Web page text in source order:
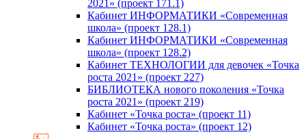
2021» (проект 171.1)
Кабинет ИНФОРМАТИКИ «Современная
школа» (проект 128.1)
Кабинет ИНФОРМАТИКИ «Современная
школа» (проект 128.2)
Кабинет ТЕХНОЛОГИИ для девочек «Точка
роста 2021» (проект 227)
БИБЛИОТЕКА нового поколения «Точка
роста 2021» (проект 219)
Кабинет «Точка роста» (проект 11)
Кабинет «Точка роста» (проект 12)